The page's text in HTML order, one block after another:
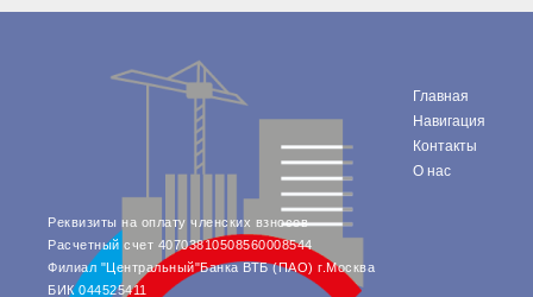
Реквизиты на оплату членских взносов
Расчетный счет 40703810508560008544
Филиал "Центральный"Банка ВТБ (ПАО) г.Москва
БИК 044525411
Главная
Навигация
Контакты
О нас